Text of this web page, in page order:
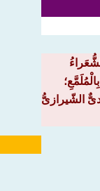
الشّیرازیُّ